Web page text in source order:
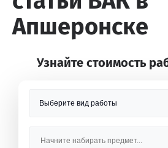
Апшеронске
Узнайте стоимость